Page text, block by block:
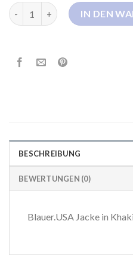
blauer usa daunenjacke damen
IN DEN
BESCHREIBUNG
BEWERTUNGEN (0)
Blauer.USA Jacke in